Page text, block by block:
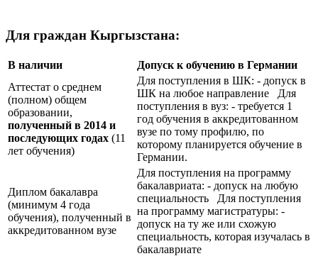
Для граждан Кыргызстана:
В наличии
Допуск к обучению в Германии
Аттестат о среднем
(полном) общем
образовании,
полученный в 2014 и
последующих годах (11
лет обучения)
Для поступления в ШК: - допуск в
ШК на любое направление Для
поступления в вуз: - требуется 1
год обучения в аккредитованном
вузе по тому профилю, по
которому планируется обучение в
Германии.
Диплом бакалавра
(минимум 4 года
обучения), полученный в
аккредитованном вузе
Для поступления на программу
бакалавриата: - допуск на любую
специальность Для поступления
на программу магистратуры: -
допуск на ту же или схожую
специальность, которая изучалась в
бакалавриате